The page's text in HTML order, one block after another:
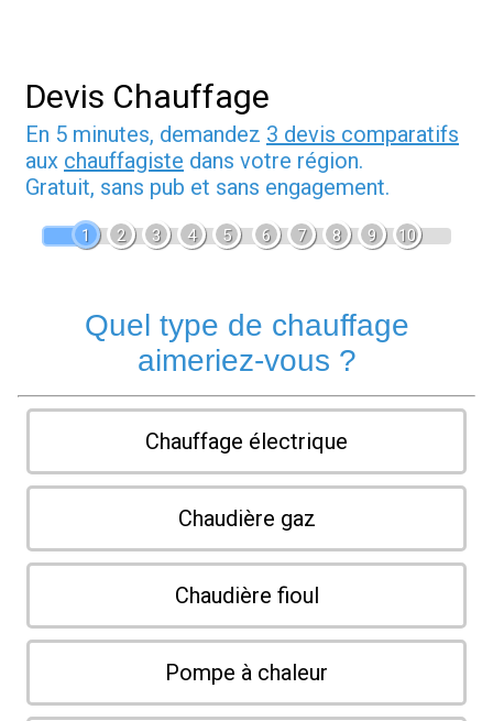
Devis Chauffage
En 5 minutes, demandez 3 devis comparatifs
aux chauffagiste dans votre région.
Gratuit, sans pub et sans engagement.
1 2 3 4 5 6 7 8 9 10
Quel type de chauffage
aimeriez-vous ?
Chauffage électrique
Chaudière gaz
Chaudière fioul
Pompe à chaleur